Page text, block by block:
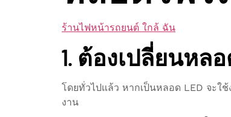
ร้านไฟหน้ารถยนต์ ใกล้ ฉัน
1. ต้องเปลี่ยนหล
โดยทั่วไปแล้ว หากเป็นหลอด LED จะใ
งาน